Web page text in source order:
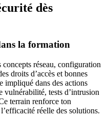
dès
la formation
réseau, configuration
droits d’accès et bonnes
impliqué dans des actions
vulnérabilité, tests d’intrusion
terrain renforce ton
réelle des solutions.